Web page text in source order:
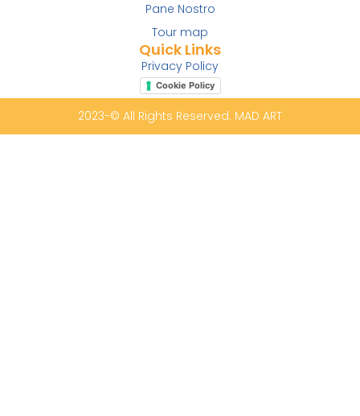
Pane Nostro
Tour map
Quick Links
Privacy Policy
Cookie Policy
2023-© All Rights Reserved. MAD ART